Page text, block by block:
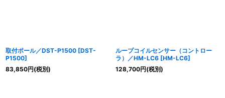
取付ポール／DST-P1500 [DST-
P1500]
83,850円(税別)
ループコイルセンサー（コントロー
ラ）／HM-LC6 [HM-LC6]
128,700円(税別)